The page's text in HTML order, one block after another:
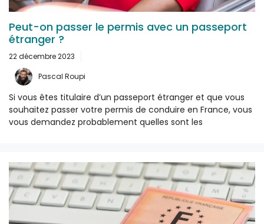
Peut-on passer le permis avec un passeport
étranger ?
22 décembre 2023
Pascal Roupi
Si vous êtes titulaire d’un passeport étranger et que vous
souhaitez passer votre permis de conduire en France, vous
vous demandez probablement quelles sont les